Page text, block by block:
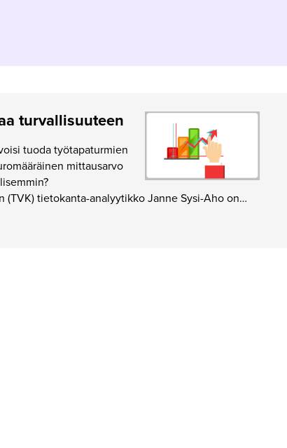
turvallisuuteen
tuoda työtapaturmien
mittausarvo
(TVK) tietokanta-analyytikko Janne Sysi-Aho on…